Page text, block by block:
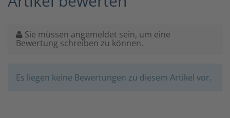
Sie müssen angemeldet sein, um eine
Bewertung schreiben zu können.
Es liegen keine Bewertungen zu diesem Artikel vor.